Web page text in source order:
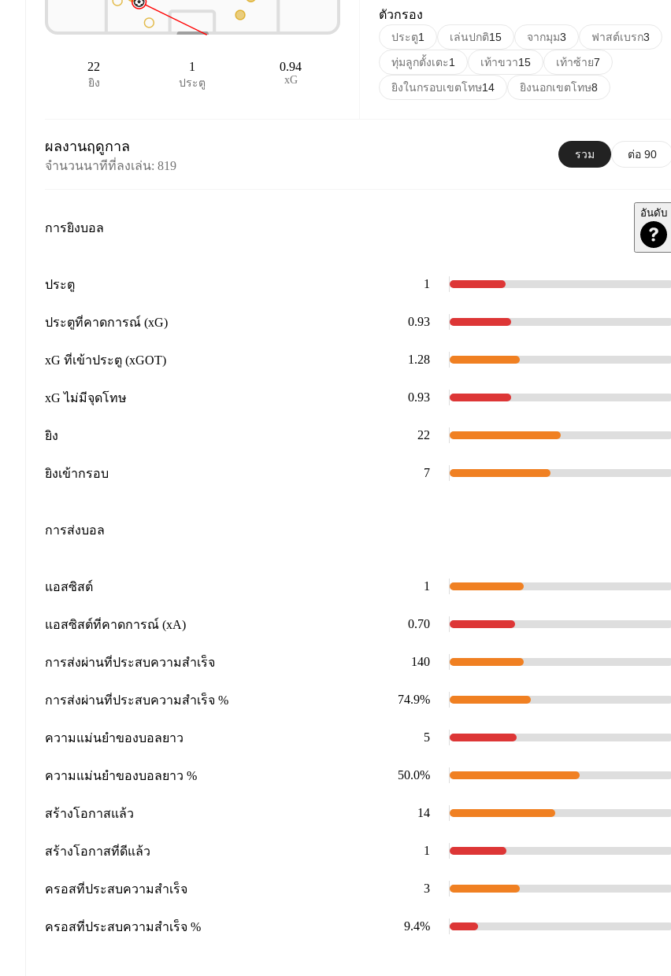
22
ยิง
1
ประตู
0.94
xG
ตัวกรอง
ประตู1 เล่นปกติ15 จากมุม3 ฟาสต์เบรก3
ทุ่มลูกตั้งเตะ1 เท้าขวา15 เท้าซ้าย7
ยิงในกรอบเขตโทษ14 ยิงนอกเขตโทษ8
ผลงานฤดูกาล
จำนวนนาทีที่ลงเล่น: 819
รวม ต่อ 90
การยิงบอล
อันดับ
ประตู 1
ประตูที่คาดการณ์ (xG) 0.93
xG ที่เข้าประตู (xGOT) 1.28
xG ไม่มีจุดโทษ 0.93
ยิง 22
ยิงเข้ากรอบ 7
การส่งบอล
แอสซิสต์ 1
แอสซิสต์ที่คาดการณ์ (xA) 0.70
การส่งผ่านที่ประสบความสำเร็จ 140
การส่งผ่านที่ประสบความสำเร็จ % 74.9%
ความแม่นยำของบอลยาว 5
ความแม่นยำของบอลยาว % 50.0%
สร้างโอกาสแล้ว 14
สร้างโอกาสที่ดีแล้ว 1
ครอสที่ประสบความสำเร็จ 3
ครอสที่ประสบความสำเร็จ % 9.4%